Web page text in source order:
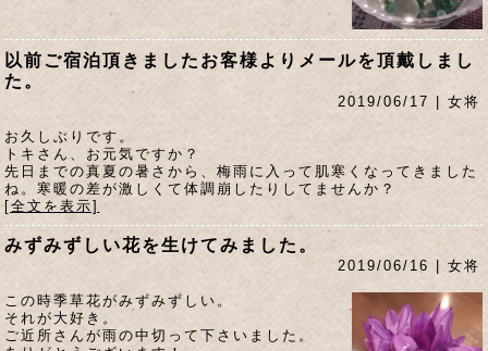
以前ご宿泊頂きましたお客様よりメールを頂戴しまし
た。
2019/06/17 | 女将
お久しぶりです。
トキさん、お元気ですか？
先日までの真夏の暑さから、梅雨に入って肌寒くなってきました
ね。寒暖の差が激しくて体調崩したりしてませんか？
[全文を表示]
みずみずしい花を生けてみました。
2019/06/16 | 女将
この時季草花がみずみずしい。
それが大好き。
ご近所さんが雨の中切って下さいました。